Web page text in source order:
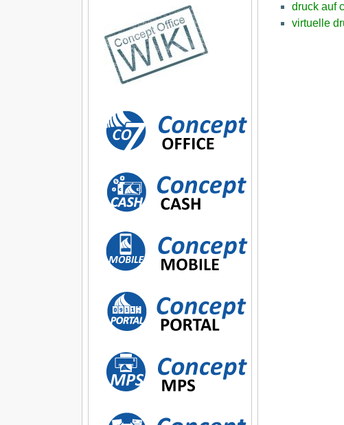
druck auf
virtuelle